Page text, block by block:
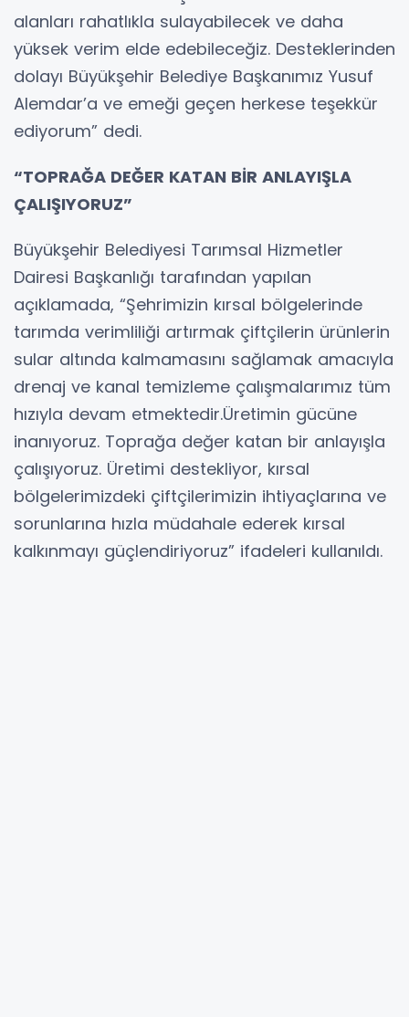
alanları rahatlıkla sulayabilecek ve daha
yüksek verim elde edebileceğiz. Desteklerinden
dolayı Büyükşehir Belediye Başkanımız Yusuf
Alemdar’a ve emeği geçen herkese teşekkür
ediyorum” dedi.
“TOPRAĞA DEĞER KATAN BİR ANLAYIŞLA
ÇALIŞIYORUZ”
Büyükşehir Belediyesi Tarımsal Hizmetler
Dairesi Başkanlığı tarafından yapılan
açıklamada, “Şehrimizin kırsal bölgelerinde
tarımda verimliliği artırmak çiftçilerin ürünlerin
sular altında kalmamasını sağlamak amacıyla
drenaj ve kanal temizleme çalışmalarımız tüm
hızıyla devam etmektedir.Üretimin gücüne
inanıyoruz. Toprağa değer katan bir anlayışla
çalışıyoruz. Üretimi destekliyor, kırsal
bölgelerimizdeki çiftçilerimizin ihtiyaçlarına ve
sorunlarına hızla müdahale ederek kırsal
kalkınmayı güçlendiriyoruz” ifadeleri kullanıldı.